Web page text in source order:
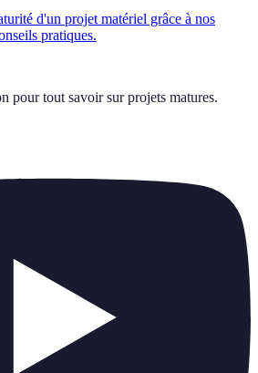
d'un projet matériel grâce à nos
pratiques.
pour tout savoir sur projets matures.